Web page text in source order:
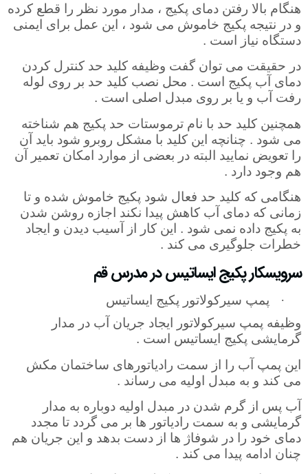
هنگام بالا رفتن دمای پکیج ، مدار مورد نظر را قطع کرده
و در نتیجه پکیج خاموش می ‌شود ، این عمل برای ایمنی
دستگاه نیاز است .
در حقیقت می‌ توان گفت وظیفه کلید حد کنترل کردن
دمای آب پکیج است . محل نصب کلید حد بر روی لوله
رفت آب و یا بر روی مبدل اصلی است .
همچنین کلید حد با نام ترموستات حد پکیج هم شناخته
می شود . چنانچه این کلید با مشکل روبرو شود باید آن
را تعویض نمایید البته در بعضی از موارد امکان تعمیر آن
هم وجود دارد .
هنگامی که کلید حد فعال شود پکیج خاموش شده و تا
زمانی که دمای آب کاهش پیدا نکند اجازه روشن شدن
به پکیج داده نمی شود . این کار از آسیب دیدن و ایجاد
خطرات جلوگیری می کند .
سرویسکار پکیج ایساتیس در مدرس قم
·
پمپ سیرکولاتور پکیج ایساتیس
وظیفه پمپ سیرکولاتور ایجاد جریان آب در مدار
گرمایشی پکیج ایساتیس است .
این پمپ آب را از سمت رادیاتورهای ساختمان مکش
می کند و به مبدل اولیه می رساند .
آب پس از گرم شدن در مبدل اولیه دوباره به مدار
گرمایشی و به سمت رادیاتور ها بر می گردد تا مجدد
دمای خود را در شوفاژ ها از دست بدهد و این جریان هم
چنان ادامه پیدا می کند .